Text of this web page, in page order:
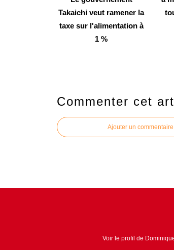
Takaichi veut ramener la
taxe sur l'alimentation à
1 %
Commenter cet
Ajouter un commentaire
Voir le profil de